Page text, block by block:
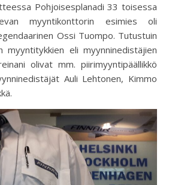
Pohjoisesplanadi 33 toisessa
myyntikonttorin esimies oli
Ossi Tuompo. Tutustuin
myyntitykkien eli myynninedistäjien
olivat mm. piirimyyntipäällikkö
Auli Lehtonen, Kimmo